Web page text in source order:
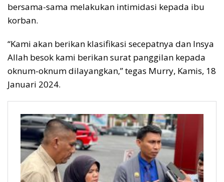
bersama-sama melakukan intimidasi kepada ibu
korban.
“Kami akan berikan klasifikasi secepatnya dan Insya
Allah besok kami berikan surat panggilan kepada
oknum-oknum dilayangkan,” tegas Murry, Kamis, 18
Januari 2024.